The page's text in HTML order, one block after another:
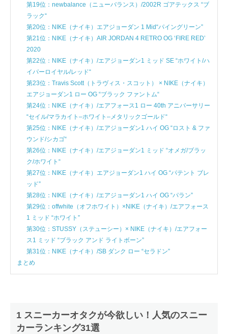
第19位：newbalance（ニューバランス）/2002R ゴアテックス “ブ
ラック“
第20位：NIKE（ナイキ）エアジョーダン 1 Mid“パイングリーン”
第21位：NIKE（ナイキ）AIR JORDAN 4 RETRO OG ‘FIRE RED’
2020
第22位：NIKE（ナイキ）/エアジョーダン1 ミッド SE “ホワイト/ハ
イパーロイヤル/レッド“
第23位：Travis Scott（トラヴィス・スコット） × NIKE（ナイキ）
エアジョーダン1 ロー OG “ブラック ファントム“
第24位：NIKE（ナイキ）/エアフォース1 ロー 40th アニバーサリー
“セイル/マラカイト–ホワイト–メタリックゴールド“
第25位：NIKE（ナイキ）/エアジョーダン1 ハイ OG “ロスト & ファ
ウンド/シカゴ“
第26位：NIKE（ナイキ）/エアジョーダン1 ミッド “オメガ/ブラッ
ク/ホワイト“
第27位：NIKE（ナイキ）エアジョーダン1 ハイ OG “パテント ブレ
ッド”
第28位：NIKE（ナイキ）/エアジョーダン1 ハイ OG “パラン”
第29位：offwhite（オフホワイト）×NIKE（ナイキ）/エアフォース
1 ミッド “ホワイト”
第30位：STUSSY（ステューシー）× NIKE（ナイキ）/エアフォー
ス1 ミッド “ブラック アンド ライトボーン”
第31位：NIKE（ナイキ）/SB ダンク ロー “セラドン”
まとめ
1 スニーカーオタクが今欲しい！人気のスニー
カーランキング31選